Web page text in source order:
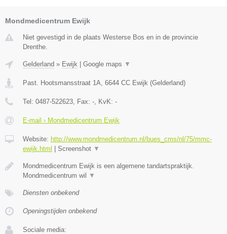
Mondmedicentrum Ewijk
Niet gevestigd in de plaats Westerse Bos en in de provincie
Drenthe.
Gelderland » Ewijk Google maps ▼
Past. Hootsmansstraat 1A 6644 CC Ewijk (Gelderland)
Tel: 0487-522623 , Fax: - , KvK: -
E-mail › Mondmedicentrum Ewijk
Website: http://www.mondmedicentrum.nl/bues_cms/nl/75/mmc-
ewijk.html
Screenshot ▼
Mondmedicentrum Ewijk is een algemene tandartspraktijk.
Mondmedicentrum wil
▼
Diensten onbekend
Openingstijden onbekend
Sociale media: